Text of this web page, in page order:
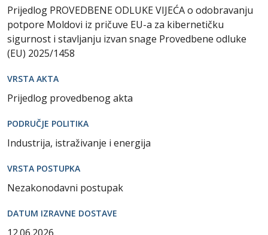
Prijedlog PROVEDBENE ODLUKE VIJEĆA o odobravanju
potpore Moldovi iz pričuve EU-a za kibernetičku
sigurnost i stavljanju izvan snage Provedbene odluke
(EU) 2025/1458
VRSTA AKTA
Prijedlog provedbenog akta
PODRUČJE POLITIKA
Industrija, istraživanje i energija
VRSTA POSTUPKA
Nezakonodavni postupak
DATUM IZRAVNE DOSTAVE